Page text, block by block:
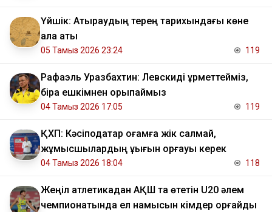
Үйшік: Атыраудың терең тарихындағы көне
қала аты
05 Тамыз 2026 23:24 119
Рафаэль Уразбахтин: Левскиді құрметтейміз,
бірақ ешкімнен қорықпаймыз
04 Тамыз 2026 17:05 119
ҚХП: Кәсіподақтар қоғамға жік салмай,
жұмысшылардың құқығын қорғауы керек
04 Тамыз 2026 18:04 118
Жеңіл атлетикадан АҚШ та өтетін U20 әлем
чемпионатында ел намысын кімдер қорғайды